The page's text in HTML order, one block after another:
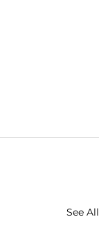
See All